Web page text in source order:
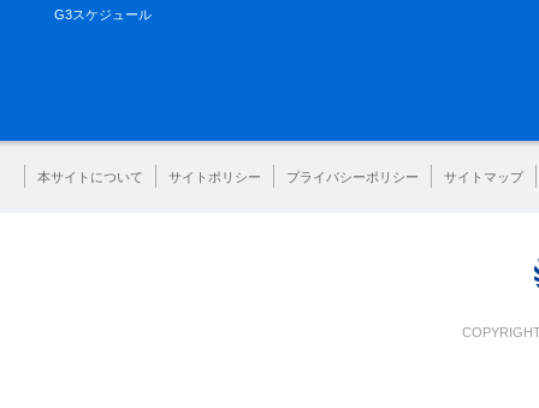
G3スケジュール
本サイトについて サイトポリシー プライバシーポリシー サイトマップ